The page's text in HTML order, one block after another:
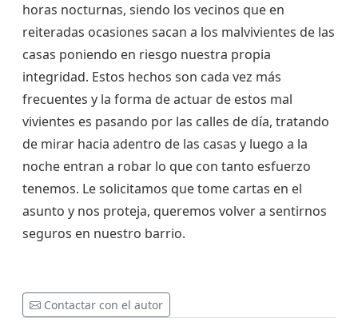
horas nocturnas, siendo los vecinos que en
reiteradas ocasiones sacan a los malvivientes de las
casas poniendo en riesgo nuestra propia
integridad. Estos hechos son cada vez más
frecuentes y la forma de actuar de estos mal
vivientes es pasando por las calles de día, tratando
de mirar hacia adentro de las casas y luego a la
noche entran a robar lo que con tanto esfuerzo
tenemos. Le solicitamos que tome cartas en el
asunto y nos proteja, queremos volver a sentirnos
seguros en nuestro barrio.
Contactar con el autor